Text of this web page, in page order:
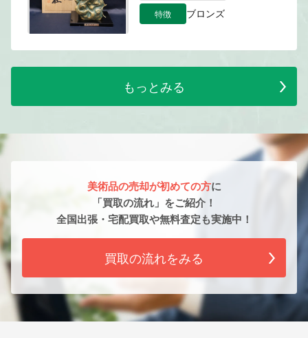
特徴 ブロンズ
もっとみる
美術品の売却が初めての方に
「買取の流れ」をご紹介！
全国出張・宅配買取や無料査定も実施中！
買取の流れをみる